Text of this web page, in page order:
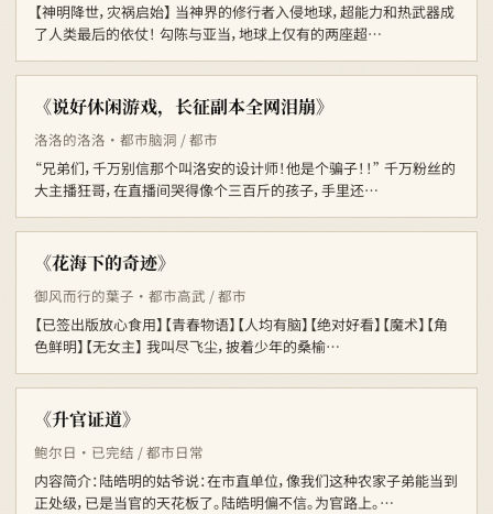
【神明降世，灾祸启始】 当神界的修行者入侵地球，超能力和热武器成
了人类最后的依仗！ 勾陈与亚当，地球上仅有的两座超…
《说好休闲游戏，长征副本全网泪崩》
洛洛的洛洛 · 都市脑洞 / 都市
“兄弟们，千万别信那个叫洛安的设计师！他是个骗子！！” 千万粉丝的
大主播狂哥，在直播间哭得像个三百斤的孩子，手里还…
《花海下的奇迹》
御风而行的葉子 · 都市高武 / 都市
【已签出版放心食用】【青春物语】【人均有脑】【绝对好看】【魔术】【角
色鲜明】【无女主】 我叫尽飞尘，披着少年的桑榆…
《升官证道》
鲍尔日 · 已完结 / 都市日常
内容简介：陆皓明的姑爷说：在市直单位，像我们这种农家子弟能当到
正处级，已是当官的天花板了。陆皓明偏不信。为官路上。…